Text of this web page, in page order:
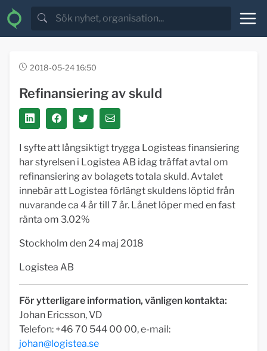
2018-05-24 16:50
Refinansiering av skuld
I syfte att långsiktigt trygga Logisteas finansiering
har styrelsen i Logistea AB idag träffat avtal om
refinansiering av bolagets totala skuld. Avtalet
innebär att Logistea förlängt skuldens löptid från
nuvarande ca 4 år till 7 år. Lånet löper med en fast
ränta om 3.02%
Stockholm den 24 maj 2018
Logistea AB
För ytterligare information, vänligen kontakta:
Johan Ericsson, VD
Telefon: +46 70 544 00 00, e-mail:
johan@logistea.se